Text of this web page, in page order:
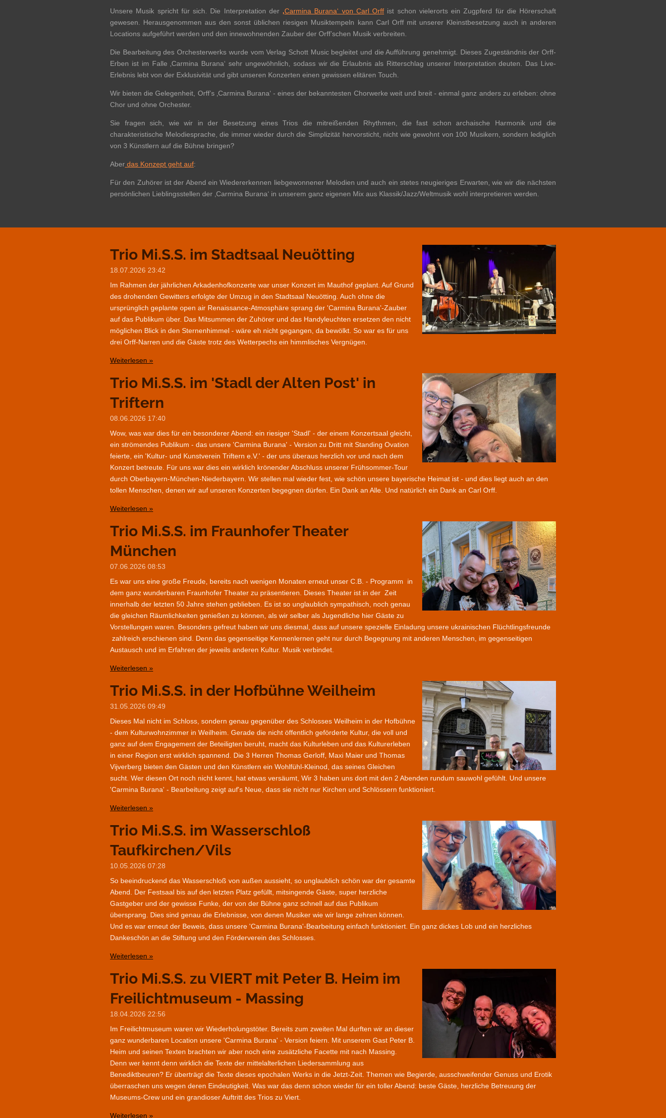
Unsere Musik spricht für sich. Die Interpretation der ‚Carmina Burana‘ von Carl Orff ist schon vielerorts ein Zugpferd für die Hörerschaft
gewesen. Herausgenommen aus den sonst üblichen riesigen Musiktempeln kann Carl Orff mit unserer Kleinstbesetzung auch in anderen
Locations aufgeführt werden und den innewohnenden Zauber der Orff’schen Musik verbreiten.
Die Bearbeitung des Orchesterwerks wurde vom Verlag Schott Music begleitet und die Aufführung genehmigt. Dieses Zugeständnis der Orff-
Erben ist im Falle ‚Carmina Burana‘ sehr ungewöhnlich, sodass wir die Erlaubnis als Ritterschlag unserer Interpretation deuten. Das Live-
Erlebnis lebt von der Exklusivität und gibt unseren Konzerten einen gewissen elitären Touch.
Wir bieten die Gelegenheit, Orff’s ‚Carmina Burana‘ - eines der bekanntesten Chorwerke weit und breit - einmal ganz anders zu erleben: ohne
Chor und ohne Orchester.
Sie fragen sich, wie wir in der Besetzung eines Trios die mitreißenden Rhythmen, die fast schon archaische Harmonik und die
charakteristische Melodiesprache, die immer wieder durch die Simplizität hervorsticht, nicht wie gewohnt von 100 Musikern, sondern lediglich
von 3 Künstlern auf die Bühne bringen?
Aber das Konzept geht auf:
Für den Zuhörer ist der Abend ein Wiedererkennen liebgewonnener Melodien und auch ein stetes neugieriges Erwarten, wie wir die nächsten
persönlichen Lieblingsstellen der ‚Carmina Burana‘ in unserem ganz eigenen Mix aus Klassik/Jazz/Weltmusik wohl interpretieren werden.
Trio Mi.S.S. im Stadtsaal Neuötting
18.07.2026 23:42
Im Rahmen der jährlichen Arkadenhofkonzerte war unser Konzert im Mauthof geplant. Auf Grund
des drohenden Gewitters erfolgte der Umzug in den Stadtsaal Neuötting. Auch ohne die
ursprünglich geplante open air Renaissance-Atmosphäre sprang der 'Carmina Burana'-Zauber
auf das Publikum über. Das Mitsummen der Zuhörer und das Handyleuchten ersetzen den nicht
möglichen Blick in den Sternenhimmel - wäre eh nicht gegangen, da bewölkt. So war es für uns
drei Orff-Narren und die Gäste trotz des Wetterpechs ein himmlisches Vergnügen.
Weiterlesen »
Trio Mi.S.S. im 'Stadl der Alten Post' in
Triftern
08.06.2026 17:40
Wow, was war dies für ein besonderer Abend: ein riesiger 'Stadl' - der einem Konzertsaal gleicht,
ein strömendes Publikum - das unsere 'Carmina Burana' - Version zu Dritt mit Standing Ovation
feierte, ein 'Kultur- und Kunstverein Triftern e.V.' - der uns überaus herzlich vor und nach dem
Konzert betreute. Für uns war dies ein wirklich krönender Abschluss unserer Frühsommer-Tour
durch Oberbayern-München-Niederbayern. Wir stellen mal wieder fest, wie schön unsere bayerische Heimat ist - und dies liegt auch an den
tollen Menschen, denen wir auf unseren Konzerten begegnen dürfen. Ein Dank an Alle. Und natürlich ein Dank an Carl Orff.
Weiterlesen »
Trio Mi.S.S. im Fraunhofer Theater
München
07.06.2026 08:53
Es war uns eine große Freude, bereits nach wenigen Monaten erneut unser C.B. - Programm in
dem ganz wunderbaren Fraunhofer Theater zu präsentieren. Dieses Theater ist in der Zeit
innerhalb der letzten 50 Jahre stehen geblieben. Es ist so unglaublich sympathisch, noch genau
die gleichen Räumlichkeiten genießen zu können, als wir selber als Jugendliche hier Gäste zu
Vorstellungen waren. Besonders gefreut haben wir uns diesmal, dass auf unsere spezielle Einladung unsere ukrainischen Flüchtlingsfreunde
zahlreich erschienen sind. Denn das gegenseitige Kennenlernen geht nur durch Begegnung mit anderen Menschen, im gegenseitigen
Austausch und im Erfahren der jeweils anderen Kultur. Musik verbindet.
Weiterlesen »
Trio Mi.S.S. in der Hofbühne Weilheim
31.05.2026 09:49
Dieses Mal nicht im Schloss, sondern genau gegenüber des Schlosses Weilheim in der Hofbühne
- dem Kulturwohnzimmer in Weilheim. Gerade die nicht öffentlich geförderte Kultur, die voll und
ganz auf dem Engagement der Beteiligten beruht, macht das Kulturleben und das Kulturerleben
in einer Region erst wirklich spannend. Die 3 Herren Thomas Gerloff, Maxi Maier und Thomas
Vijverberg bieten den Gästen und den Künstlern ein Wohlfühl-Kleinod, das seines Gleichen
sucht. Wer diesen Ort noch nicht kennt, hat etwas versäumt, Wir 3 haben uns dort mit den 2 Abenden rundum sauwohl gefühlt. Und unsere
'Carmina Burana' - Bearbeitung zeigt auf's Neue, dass sie nicht nur Kirchen und Schlössern funktioniert.
Weiterlesen »
Trio Mi.S.S. im Wasserschloß
Taufkirchen/Vils
10.05.2026 07:28
So beeindruckend das Wasserschloß von außen aussieht, so unglaublich schön war der gesamte
Abend. Der Festsaal bis auf den letzten Platz gefüllt, mitsingende Gäste, super herzliche
Gastgeber und der gewisse Funke, der von der Bühne ganz schnell auf das Publikum
übersprang. Dies sind genau die Erlebnisse, von denen Musiker wie wir lange zehren können.
Und es war erneut der Beweis, dass unsere 'Carmina Burana'-Bearbeitung einfach funktioniert. Ein ganz dickes Lob und ein herzliches
Dankeschön an die Stiftung und den Förderverein des Schlosses.
Weiterlesen »
Trio Mi.S.S. zu VIERT mit Peter B. Heim im
Freilichtmuseum - Massing
18.04.2026 22:56
Im Freilichtmuseum waren wir Wiederholungstöter. Bereits zum zweiten Mal durften wir an dieser
ganz wunderbaren Location unsere 'Carmina Burana' - Version feiern. Mit unserem Gast Peter B.
Heim und seinen Texten brachten wir aber noch eine zusätzliche Facette mit nach Massing.
Denn wer kennt denn wirklich die Texte der mittelalterlichen Liedersammlung aus
Benediktbeuren? Er überträgt die Texte dieses epochalen Werks in die Jetzt-Zeit. Themen wie Begierde, ausschweifender Genuss und Erotik
überraschen uns wegen deren Eindeutigkeit. Was war das denn schon wieder für ein toller Abend: beste Gäste, herzliche Betreuung der
Museums-Crew und ein grandioser Auftritt des Trios zu Viert.
Weiterlesen »